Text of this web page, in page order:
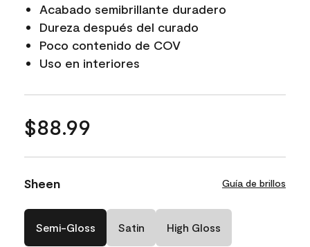
Acabado semibrillante duradero
Dureza después del curado
Poco contenido de COV
Uso en interiores
$88.99
Sheen Guía de brillos
Semi-Gloss Satin High Gloss